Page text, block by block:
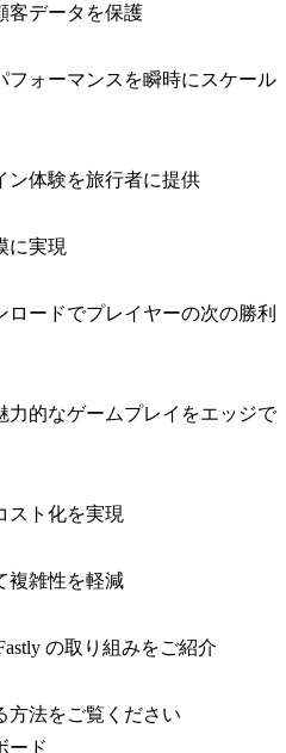
客データを保護
フォーマンスを瞬時にスケール
ン体験を旅行者に提供
に実現
ードでプレイヤーの次の勝利
力的なゲームプレイをエッジで
スト化を実現
複雑性を軽減
の取り組みをご紹介
方法をご覧ください
ード